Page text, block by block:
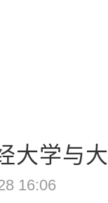
大学与
16:06